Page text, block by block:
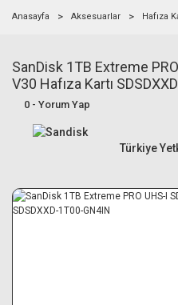
Canon R6 Mark III
Anasayfa Aksesuarlar Hafıza
SanDisk 1TB Extreme
V30 Hafıza Kartı
0 - Yorum Yap
Türkiye